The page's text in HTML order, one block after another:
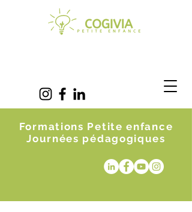
Formations Petite enfance
Journées pédagogiques